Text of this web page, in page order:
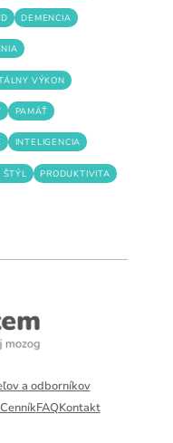
DEMENCIA
VÝKON
PAMÄŤ
INTELIGENCIA
ŠTÝL PRODUKTIVITA
a odborníkov
CenníkFAQKontakt